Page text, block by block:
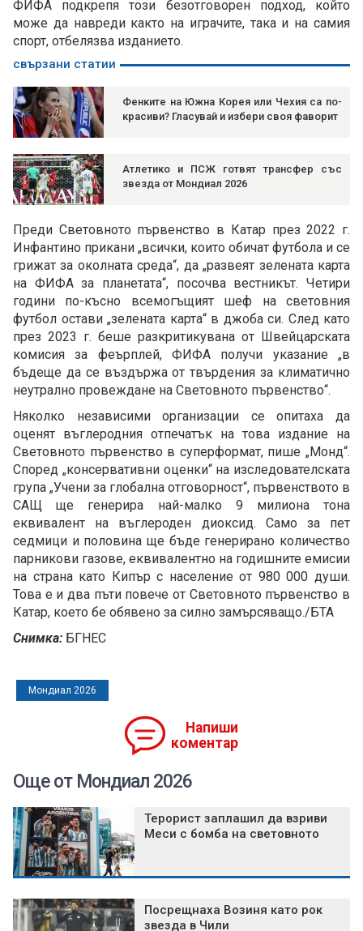
ФИФА подкрепя този безотговорен подход, който
може да навреди както на играчите, така и на самия
спорт, отбелязва изданието.
свързани статии
Фенките на Южна Корея или Чехия са по-
красиви? Гласувай и избери своя фаворит
Атлетико и ПСЖ готвят трансфер със
звезда от Мондиал 2026
Преди Световното първенство в Катар през 2022 г.
Инфантино прикани „всички, които обичат футбола и се
грижат за околната среда“, да „развеят зелената карта
на ФИФА за планетата“, посочва вестникът. Четири
години по-късно всемогъщият шеф на световния
футбол остави „зелената карта“ в джоба си. След като
през 2023 г. беше разкритикувана от Швейцарската
комисия за феърплей, ФИФА получи указание „в
бъдеще да се въздържа от твърдения за климатично
неутрално провеждане на Световното първенство“.
Няколко независими организации се опитаха да
оценят въглеродния отпечатък на това издание на
Световното първенство в суперформат, пише „Монд“.
Според „консервативни оценки“ на изследователската
група „Учени за глобална отговорност“, първенството в
САЩ ще генерира най-малко 9 милиона тона
еквивалент на въглероден диоксид. Само за пет
седмици и половина ще бъде генерирано количество
парникови газове, еквивалентно на годишните емисии
на страна като Кипър с население от 980 000 души.
Това е и два пъти повече от Световното първенство в
Катар, което бе обявено за силно замърсяващо./БТА
Снимка: БГНЕС
Мондиал 2026
Напиши
коментар
Още от Мондиал 2026
Терорист заплашил да взриви
Меси с бомба на световното
Посрещнаха Возиня като рок
звезда в Чили